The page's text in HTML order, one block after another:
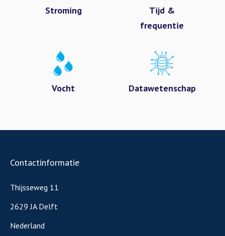
Stroming
Tijd &
frequentie
Vocht Datawetenschap
Contactinformatie
Thijsseweg 11
2629 JA Delft
Nederland